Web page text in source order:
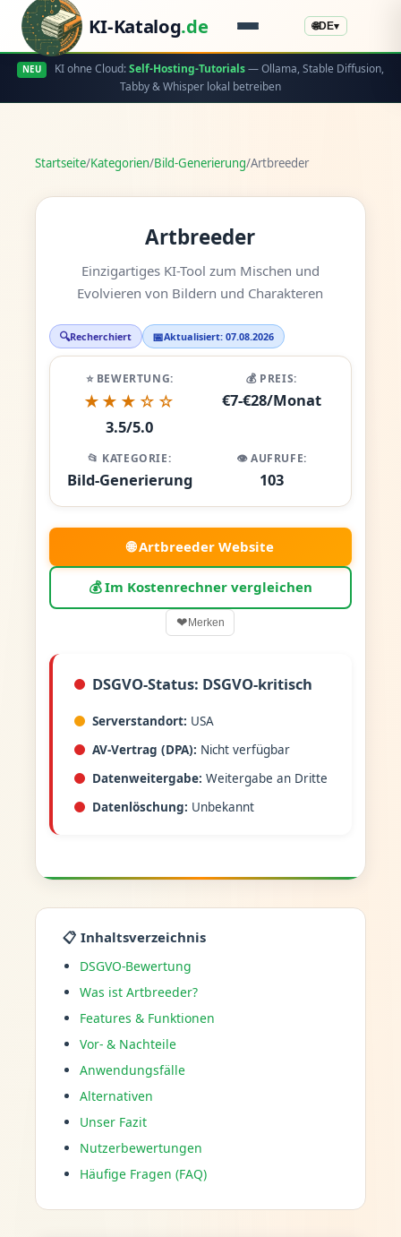
KI-Katalog.de 🌐DE▾
NEU KI ohne Cloud:Self-Hosting-Tutorials— Ollama, Stable Diffusion,
Tabby & Whisper lokal betreiben
Startseite/Kategorien/Bild-Generierung/Artbreeder
Artbreeder
Einzigartiges KI-Tool zum Mischen und
Evolvieren von Bildern und Charakteren
🔍Recherchiert 📅Aktualisiert: 07.08.2026
⭐ BEWERTUNG:
★★★☆☆
3.5/5.0
💰 PREIS:
€7-€28/Monat
📂 KATEGORIE:
Bild-Generierung
👁️ AUFRUFE:
103
🌐 Artbreeder Website
💰 Im Kostenrechner vergleichen
❤Merken
DSGVO-Status: DSGVO-kritisch
Serverstandort: USA
AV-Vertrag (DPA): Nicht verfügbar
Datenweitergabe: Weitergabe an Dritte
Datenlöschung: Unbekannt
📋 Inhaltsverzeichnis
DSGVO-Bewertung
Was ist Artbreeder?
Features & Funktionen
Vor- & Nachteile
Anwendungsfälle
Alternativen
Unser Fazit
Nutzerbewertungen
Häufige Fragen (FAQ)